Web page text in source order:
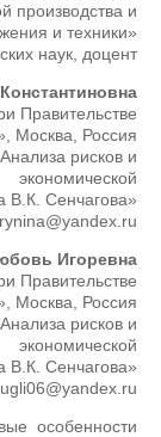
производства и
и техники»
наук, доцент
Правительстве
Москва, Россия
рисков и
экономической
В.К. Сенчагова»
Игоревна
Правительстве
Москва, Россия
рисков и
экономической
В.К. Сенчагова»
особенности